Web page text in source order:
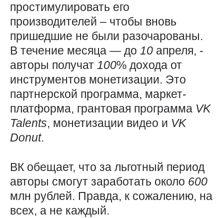
простимулировать его
производителей – чтобы вновь
пришедшие не были разочарованы.
В течение месяца — до 10 апреля, -
авторы получат 100% дохода от
инструментов монетизации. Это
партнерской программа, маркет-
платформа, грантовая программа VK
Talents, монетизации видео и VK
Donut.
ВК обещает, что за льготный период
авторы смогут заработать около 600
млн рублей. Правда, к сожалению, на
всех, а не каждый.